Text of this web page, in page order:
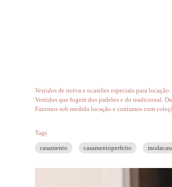
Vestidos de noiva e ocasiões especiais para
Vestidos que fogem dos padrões e do tradicional.
Fazemos sob medida locação e contamos com
Tags
casamento casamentoperfeito